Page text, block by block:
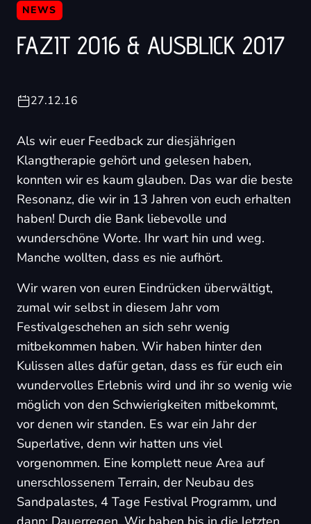
NEWS
FAZIT 2016 & AUSBLICK 2017
27.12.16
Als wir euer Feedback zur diesjährigen
Klangtherapie gehört und gelesen haben,
konnten wir es kaum glauben. Das war die beste
Resonanz, die wir in 13 Jahren von euch erhalten
haben! Durch die Bank liebevolle und
wunderschöne Worte. Ihr wart hin und weg.
Manche wollten, dass es nie aufhört.
Wir waren von euren Eindrücken überwältigt,
zumal wir selbst in diesem Jahr vom
Festivalgeschehen an sich sehr wenig
mitbekommen haben. Wir haben hinter den
Kulissen alles dafür getan, dass es für euch ein
wundervolles Erlebnis wird und ihr so wenig wie
möglich von den Schwierigkeiten mitbekommt,
vor denen wir standen. Es war ein Jahr der
Superlative, denn wir hatten uns viel
vorgenommen. Eine komplett neue Area auf
unerschlossenem Terrain, der Neubau des
Sandpalastes, 4 Tage Festival Programm, und